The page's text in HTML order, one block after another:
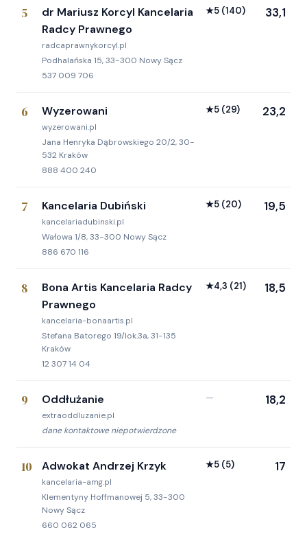
5
dr Mariusz Korcyl Kancelaria
Radcy Prawnego
radcaprawnykorcyl.pl
Podhalańska 15, 33-300 Nowy Sącz
537 009 706
★5 (140) 33,1
6 Wyzerowani
wyzerowani.pl
Jana Henryka Dąbrowskiego 20/2, 30-
532 Kraków
888 400 240
★5 (29) 23,2
7 Kancelaria Dubiński
kancelariadubinski.pl
Wałowa 1/8, 33-300 Nowy Sącz
886 670 116
★5 (20) 19,5
8
Bona Artis Kancelaria Radcy
Prawnego
kancelaria-bonaartis.pl
Stefana Batorego 19/lok.3a, 31-135
Kraków
12 307 14 04
★4,3 (21) 18,5
9 Oddłużanie
extraoddluzanie.pl
dane kontaktowe niepotwierdzone
— 18,2
10 Adwokat Andrzej Krzyk
kancelaria-amg.pl
Klementyny Hoffmanowej 5, 33-300
Nowy Sącz
660 062 065
★5 (5) 17